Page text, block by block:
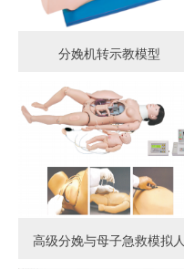
分娩机转示教模型
高级分娩与母子急救模拟人